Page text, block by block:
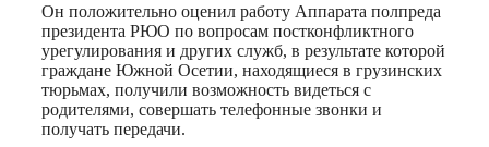
Он положительно оценил работу Аппарата полпреда
президента РЮО по вопросам постконфликтного
урегулирования и других служб, в результате которой
граждане Южной Осетии, находящиеся в грузинских
тюрьмах, получили возможность видеться с
родителями, совершать телефонные звонки и
получать передачи.